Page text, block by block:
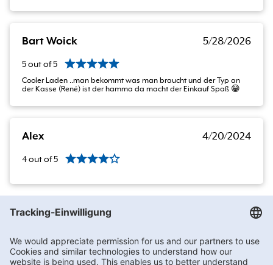
Bart Woick 5/28/2026
5out of5
Cooler Laden ..man bekommt was man braucht und der Typ an
der Kasse (René) ist der hamma da macht der Einkauf Spaß 😁
Alex 4/20/2024
4out of5
Getränke Hoffmann / Berlin